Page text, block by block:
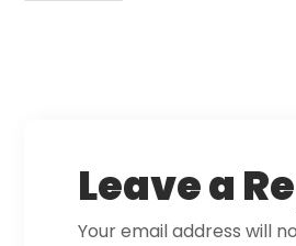
Leave a
Your email address will